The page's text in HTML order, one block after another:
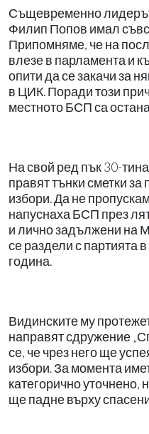
Същевременно
Филип Попов имал
Припомняме, че на
влезе в парламента и
опити да се закачи за
в ЦИК. Поради този
местното БСП са
На свой ред пък 30-
правят тънки сметки
избори. Да не
напуснаха БСП през
и лично задължени на
се раздели с партията
година.
Видинските му
направят сдружение
се, че чрез него ще
избори. За момента
категорично уточнено,
ще падне върху